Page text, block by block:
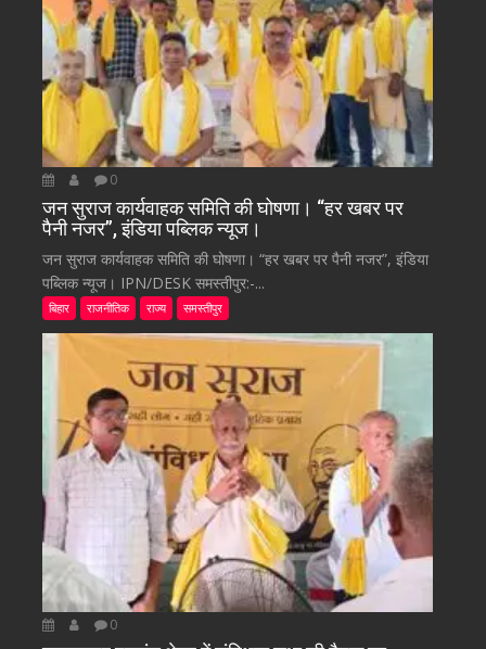
0
जन सुराज कार्यवाहक समिति की घोषणा। “हर खबर पर
पैनी नजर”, इंडिया पब्लिक न्यूज।
जन सुराज कार्यवाहक समिति की घोषणा। “हर खबर पर पैनी नजर”, इंडिया
पब्लिक न्यूज। IPN/DESK समस्तीपुर:-...
बिहार राजनीतिक राज्य समस्तीपुर
0